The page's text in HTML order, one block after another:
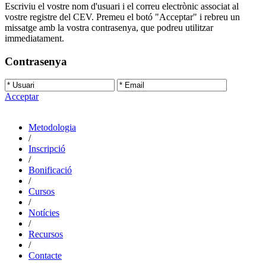
Escriviu el vostre nom d'usuari i el correu electrònic associat al
vostre registre del CEV. Premeu el botó "Acceptar" i rebreu un
missatge amb la vostra contrasenya, que podreu utilitzar
immediatament.
Contrasenya
Acceptar
Metodologia
/
Inscripció
/
Bonificació
/
Cursos
/
Notícies
/
Recursos
/
Contacte